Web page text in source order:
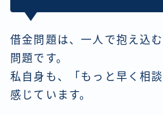
借金問題は、一人で抱え込
問題です。
私自身も、「もっと早く相
感じています。